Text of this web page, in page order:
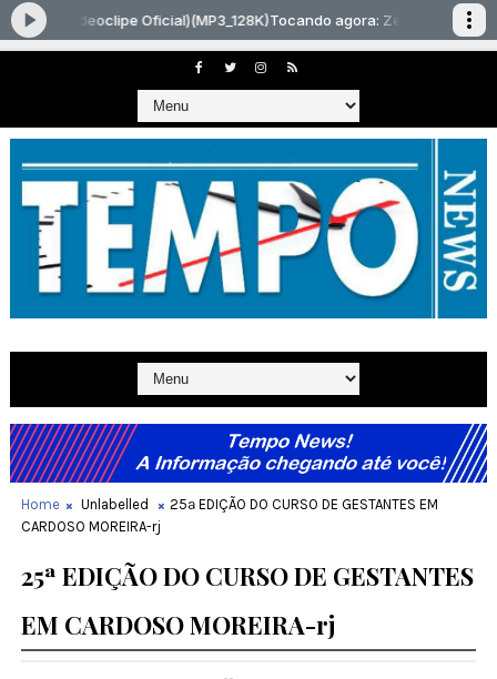
Home Unlabelled
25ª EDIÇÃO DO CURSO DE GESTANTES EM
CARDOSO MOREIRA-rj
25ª EDIÇÃO DO CURSO DE GESTANTES
EM CARDOSO MOREIRA-rj